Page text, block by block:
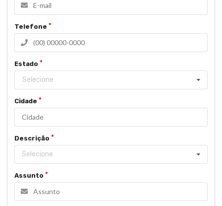
Telefone
Estado
Selecione
Cidade
Descrição
Selecione
Assunto